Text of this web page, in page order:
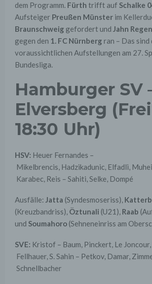
dem Programm. Fürth trifft auf Schalke
Aufsteiger Preußen Münster im
Braunschweig gefordert und Jahn
gegen den 1. FC Nürnberg ran – Das sind
voraussichtlichen Aufstellungen am 27.
Bundesliga.
Hamburger SV
Elversberg
18:30 Uhr)
HSV: Heuer Fernandes –
Mikelbrencis, Hadzikadunic, Elfadli,
Karabec, Reis – Sahiti, Selke, Dompé
Ausfälle: Jatta (Syndesmoseriss),
(Kreuzbandriss), Öztunali (U21), Raab
und Soumahoro (Sehneneinriss am
SVE: Kristof – Baum, Pinckert, Le
Fellhauer, S. Sahin – Petkov, Damar,
Schnellbacher